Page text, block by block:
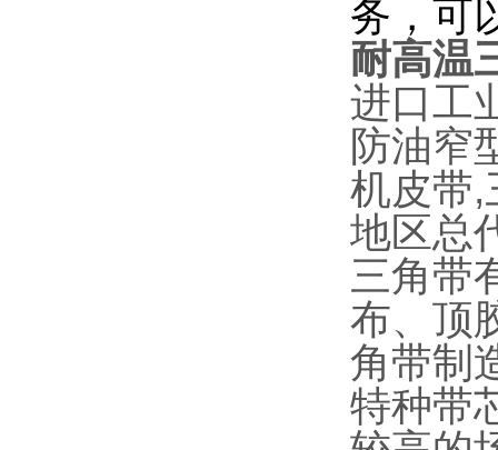
务，可
耐高温
进口工
防油窄
机皮带,
地区总
三角带
布、顶
角带制
特种带